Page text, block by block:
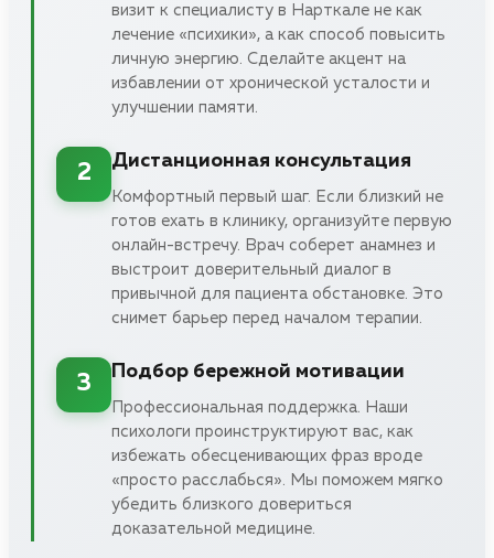
визит к специалисту в Нарткале не как
лечение «психики», а как способ повысить
личную энергию. Сделайте акцент на
избавлении от хронической усталости и
улучшении памяти.
2
Дистанционная консультация
Комфортный первый шаг. Если близкий не
готов ехать в клинику, организуйте первую
онлайн-встречу. Врач соберет анамнез и
выстроит доверительный диалог в
привычной для пациента обстановке. Это
снимет барьер перед началом терапии.
3
Подбор бережной мотивации
Профессиональная поддержка. Наши
психологи проинструктируют вас, как
избежать обесценивающих фраз вроде
«просто расслабься». Мы поможем мягко
убедить близкого довериться
доказательной медицине.